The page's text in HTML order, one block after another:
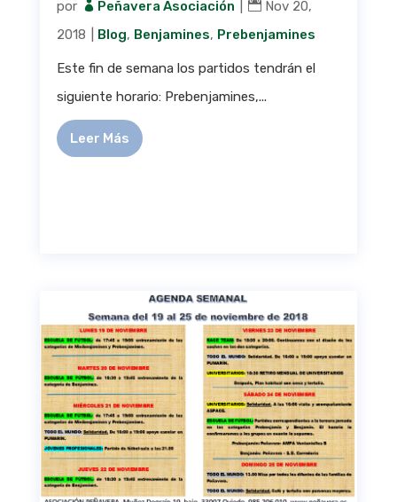
por Peñavera Asociación
Nov 20,
2018
Blog, Benjamines, Prebenjamines
Este fin de semana los partidos tendrán el
siguiente horario: Prebenjamines,...
Leer Más